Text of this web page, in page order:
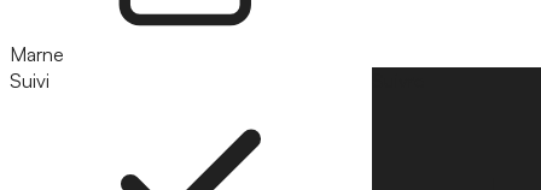
Marne
Suivi